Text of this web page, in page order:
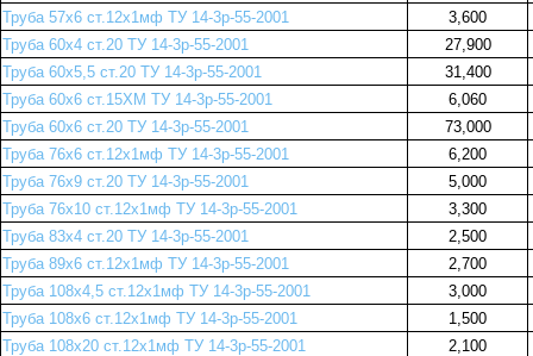
Труба 57х6 ст.12х1мф ТУ 14-3р-55-2001
3,600
Труба 60х4 ст.20 ТУ 14-3р-55-2001
27,900
Труба 60х5,5 ст.20 ТУ 14-3р-55-2001
31,400
Труба 60х6 ст.15ХМ ТУ 14-3р-55-2001
6,060
Труба 60х6 ст.20 ТУ 14-3р-55-2001
73,000
Труба 76х6 ст.12х1мф ТУ 14-3р-55-2001
6,200
Труба 76х9 ст.20 ТУ 14-3р-55-2001
5,000
Труба 76х10 ст.12х1мф ТУ 14-3р-55-2001
3,300
Труба 83х4 ст.20 ТУ 14-3р-55-2001
2,500
Труба 89х6 ст.12х1мф ТУ 14-3р-55-2001
2,700
Труба 108х4,5 ст.12х1мф ТУ 14-3р-55-2001
3,000
Труба 108х6 ст.12х1мф ТУ 14-3р-55-2001
1,500
Труба 108х20 ст.12х1мф ТУ 14-3р-55-2001
2,100